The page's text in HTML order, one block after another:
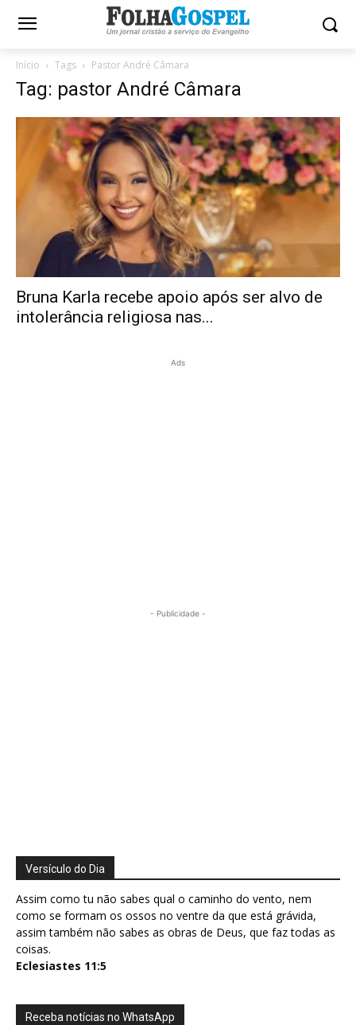
Início Tags Pastor André Câmara
Tag: pastor André Câmara
Bruna Karla recebe apoio após ser alvo de
intolerância religiosa nas...
Ads
- Publicidade -
Versículo do Dia
Assim como tu não sabes qual o caminho do vento, nem
como se formam os ossos no ventre da que está grávida,
assim também não sabes as obras de Deus, que faz todas as
coisas.
Eclesiastes 11:5
Receba notícias no WhatsApp